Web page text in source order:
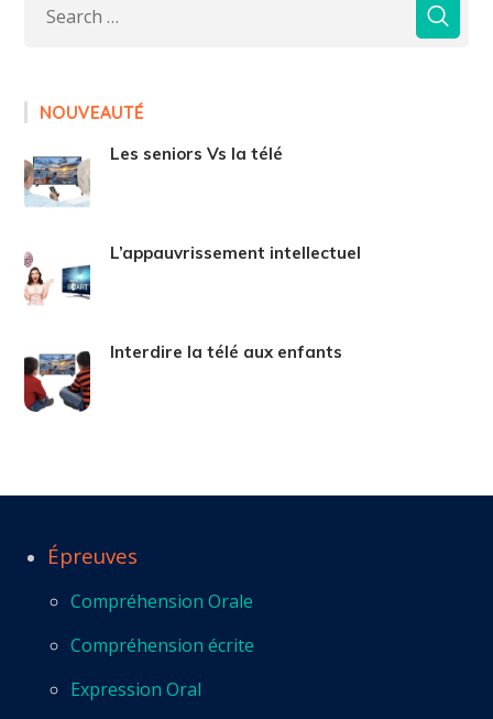
NOUVEAUTÉ
Les seniors Vs la télé
L’appauvrissement intellectuel
Interdire la télé aux enfants
Épreuves
Compréhension Orale
Compréhension écrite
Expression Oral